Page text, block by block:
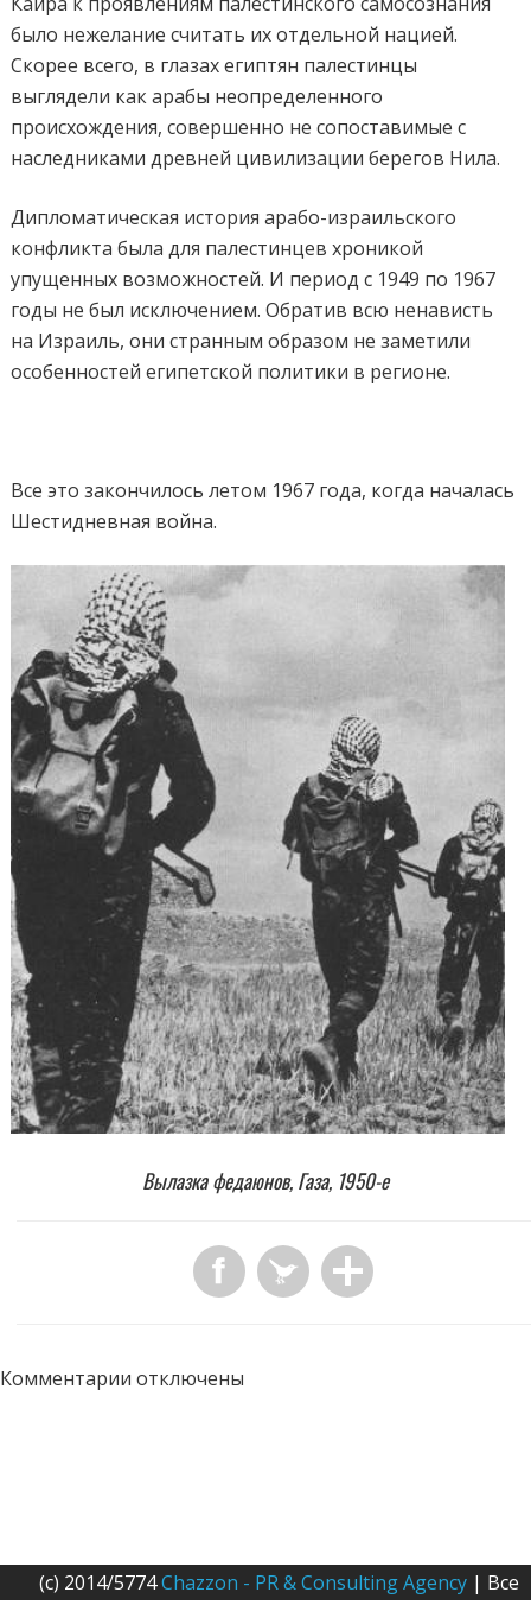
было нежелание считать их отдельной нацией.
Скорее всего, в глазах египтян палестинцы
выглядели как арабы неопределенного
происхождения, совершенно не сопоставимые с
наследниками древней цивилизации берегов Нила.
Дипломатическая история арабо-израильского
конфликта была для палестинцев хроникой
упущенных возможностей. И период с 1949 по 1967
годы не был исключением. Обратив всю ненависть
на Израиль, они странным образом не заметили
особенностей египетской политики в регионе.
Все это закончилось летом 1967 года, когда началась
Шестидневная война.
Вылазка федаюнов, Газа, 1950-е
Комментарии отключены
(c) 2014/5774Chazzon - PR & Consulting Agency| Все